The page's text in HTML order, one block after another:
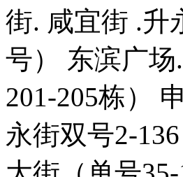
街. 咸宜街 .升
号） 东滨广
201-205栋）
永街双号2-